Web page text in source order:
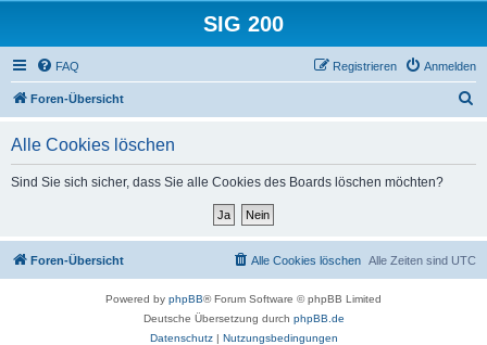
SIG 200
FAQ Anmelden
Registrieren
Foren-Übersicht
Alle Cookies löschen
Sind Sie sich sicher, dass Sie alle Cookies des Boards löschen möchten?
Foren-Übersicht Alle Zeiten sind UTC
Alle Cookies löschen
Powered by phpBB® Forum Software © phpBB Limited
Deutsche Übersetzung durch phpBB.de
Datenschutz| Nutzungsbedingungen